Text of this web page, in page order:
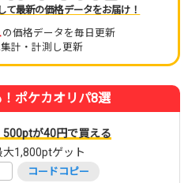
て最新の価格データをお届け！
の価格データを毎日更新
計・計測し更新
ポケカオリパ8選
が40円で買える
大1,800ptゲット
コードコピー